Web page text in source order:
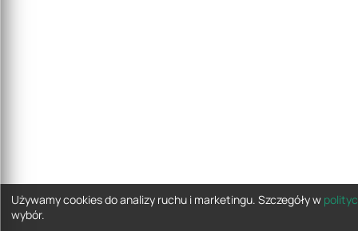
Używamy cookies do analizy ruchu i marketingu. Szczegóły w
wybór.